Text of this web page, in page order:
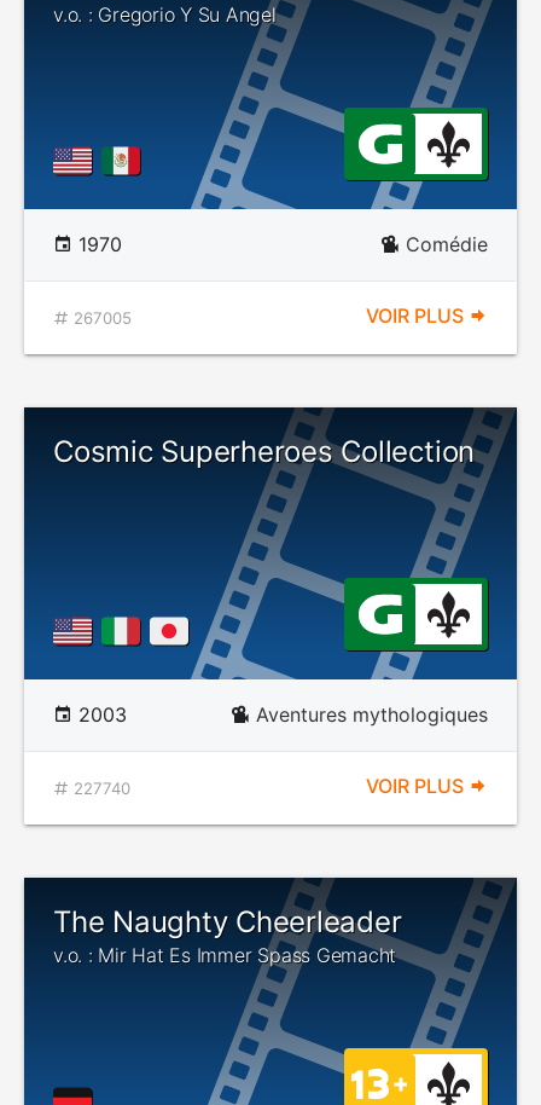
v.o. : Gregorio Y Su Angel
1970 Comédie
267005 VOIR PLUS
Cosmic Superheroes Collection
2003 Aventures mythologiques
227740 VOIR PLUS
The Naughty Cheerleader
v.o. : Mir Hat Es Immer Spass Gemacht